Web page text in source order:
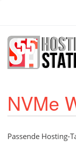
NVMe
Passende Hosting-